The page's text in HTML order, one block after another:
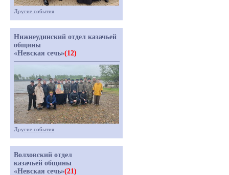
Другие события
Нижнеудинский отдел казачьей
общины
«Невская сечь»(12)
Другие события
Волховский отдел
казачьей общины
«Невская сечь»(21)